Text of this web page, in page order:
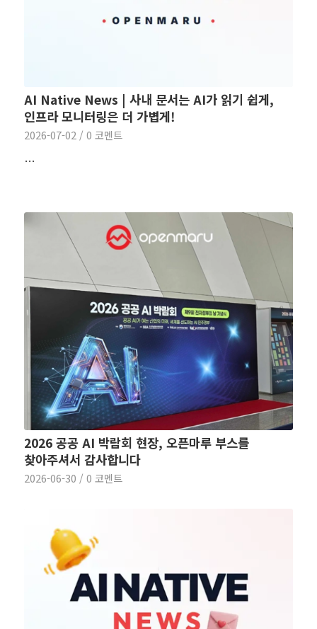
AI Native News | 사내 문서는 AI가 읽기 쉽게,
인프라 모니터링은 더 가볍게!
2026-07-02 / 0 코멘트
…
2026 공공 AI 박람회 현장, 오픈마루 부스를
찾아주셔서 감사합니다
2026-06-30 / 0 코멘트